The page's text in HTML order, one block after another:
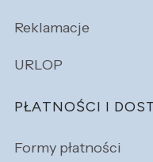
Reklamacje
URLOP
PŁATNOŚCI I
Formy płatności